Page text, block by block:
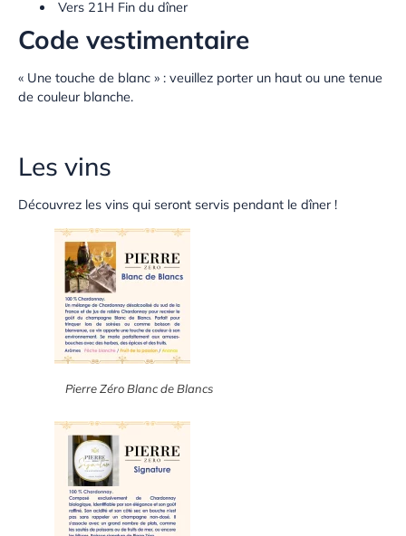
Vers 21H Fin du dîner
Code vestimentaire
« Une touche de blanc » : veuillez porter un haut ou une tenue
de couleur blanche.
Les vins
Découvrez les vins qui seront servis pendant le dîner !
Pierre Zéro Blanc de Blancs